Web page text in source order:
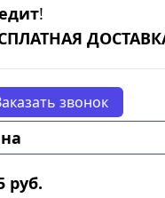
!
звонок
руб.